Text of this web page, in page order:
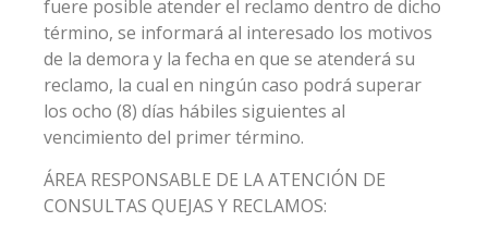
fuere posible atender el reclamo dentro de dicho
término, se informará al interesado los motivos
de la demora y la fecha en que se atenderá su
reclamo, la cual en ningún caso podrá superar
los ocho (8) días hábiles siguientes al
vencimiento del primer término.
ÁREA RESPONSABLE DE LA ATENCIÓN DE
CONSULTAS QUEJAS Y RECLAMOS: